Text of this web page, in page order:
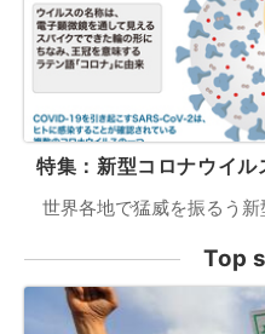
特集：新型コロナウイル
世界各地で猛威を振るう新
Top